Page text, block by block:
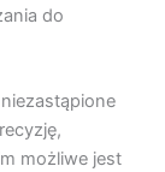
do
możliwe jest